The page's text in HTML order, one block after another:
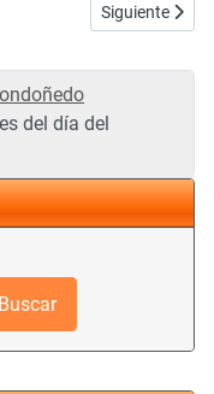
IMÁGENES del concierto
Artículo
Siguiente
del día del
Buscar